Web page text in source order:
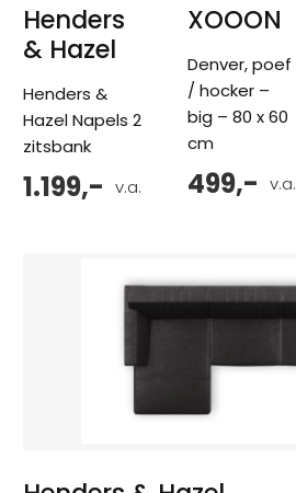
Henders
& Hazel
Henders &
Hazel Napels 2
zitsbank
v.a.
1.199,-
XOOON
Denver, poef
/ hocker –
big – 80 x 60
cm
v.a.
499,-